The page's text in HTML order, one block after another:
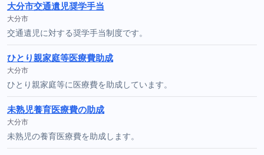
大分市交通遺児奨学手当
大分市
交通遺児に対する奨学手当制度です。
ひとり親家庭等医療費助成
大分市
ひとり親家庭等に医療費を助成しています。
未熟児養育医療費の助成
大分市
未熟児の養育医療費を助成します。